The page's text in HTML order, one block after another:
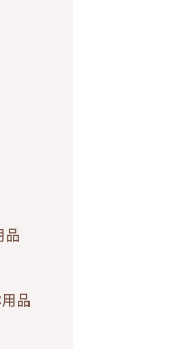
品
品